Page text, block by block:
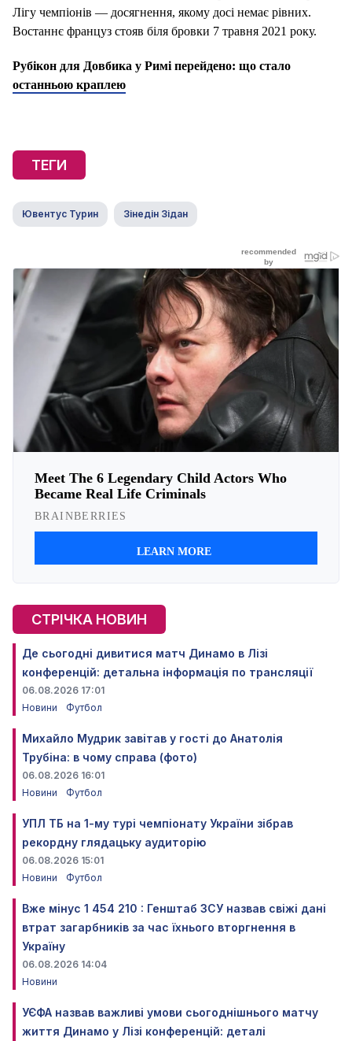
Лігу чемпіонів — досягнення, якому досі немає рівних.
Востаннє француз стояв біля бровки 7 травня 2021 року.
Рубікон для Довбика у Римі перейдено: що стало
останньою краплею
ТЕГИ
Ювентус Турин Зінедін Зідан
СТРІЧКА НОВИН
Де сьогодні дивитися матч Динамо в Лізі
конференцій: детальна інформація по трансляції
06.08.2026 17:01
Новини
Футбол
Михайло Мудрик завітав у гості до Анатолія
Трубіна: в чому справа (фото)
06.08.2026 16:01
Новини
Футбол
УПЛ ТБ на 1-му турі чемпіонату України зібрав
рекордну глядацьку аудиторію
06.08.2026 15:01
Новини
Футбол
Вже мінус 1 454 210 : Генштаб ЗСУ назвав свіжі дані
втрат загарбників за час їхнього вторгнення в
Україну
06.08.2026 14:04
Новини
УЄФА назвав важливі умови сьогоднішнього матчу
життя Динамо у Лізі конференцій: деталі